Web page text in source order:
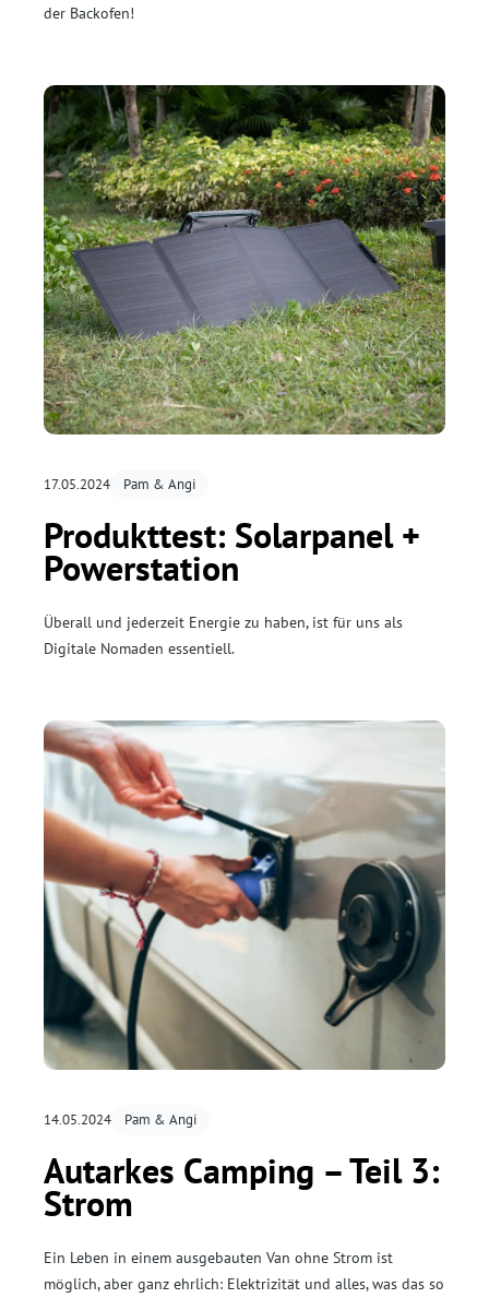
der Backofen!
17.05.2024 Pam & Angi
Produkttest: Solarpanel +
Powerstation
Überall und jederzeit Energie zu haben, ist für uns als
Digitale Nomaden essentiell.
14.05.2024 Pam & Angi
Autarkes Camping – Teil 3:
Strom
Ein Leben in einem ausgebauten Van ohne Strom ist
möglich, aber ganz ehrlich: Elektrizität und alles, was das so